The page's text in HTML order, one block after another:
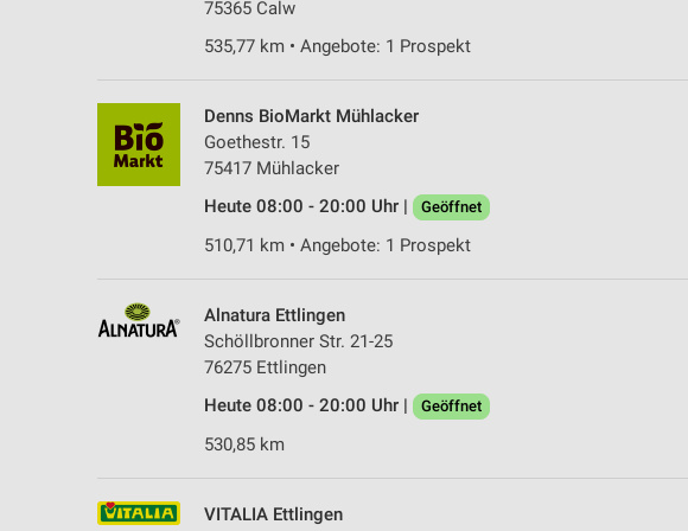
75365 Calw
535,77 km • Angebote: 1 Prospekt
Denns BioMarkt Mühlacker
Goethestr. 15
75417 Mühlacker
Heute 08:00 - 20:00 Uhr |
Geöffnet
510,71 km • Angebote: 1 Prospekt
Alnatura Ettlingen
Schöllbronner Str. 21-25
76275 Ettlingen
Heute 08:00 - 20:00 Uhr |
Geöffnet
530,85 km
VITALIA Ettlingen